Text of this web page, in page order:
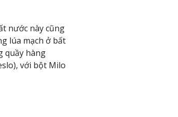
nước này cũng
lúa mạch ở bất
quầy hàng
với bột Milo